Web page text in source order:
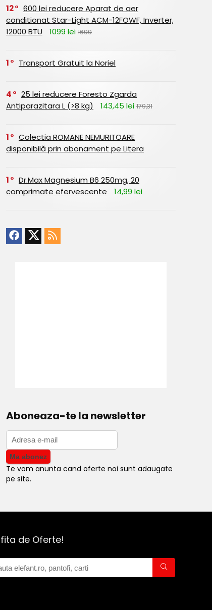
12
600 lei reducere Aparat de aer
conditionat Star-Light ACM-12FOWF, Inverter,
12000 BTU
1099 lei 1699
1 Transport Gratuit la Noriel
4
25 lei reducere Foresto Zgarda
Antiparazitara L (>8 kg)
143,45 lei 179,31
1
Colectia ROMANE NEMURITOARE
disponibilă prin abonament pe Litera
1
Dr.Max Magnesium B6 250mg, 20
comprimate efervescente
14,99 lei
Aboneaza-te la newsletter
Te vom anunta cand oferte noi sunt adaugate
pe site.
de Oferte!